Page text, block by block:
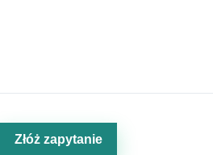
Złóż zapytanie